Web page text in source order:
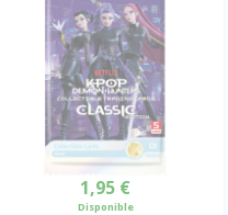
1,95 €
Disponible